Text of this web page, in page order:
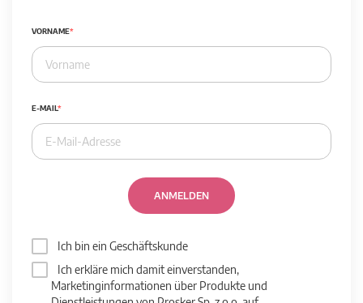
VORNAME
E-MAIL
ANMELDEN
Ich bin ein Geschäftskunde
Ich erkläre mich damit einverstanden,
Marketinginformationen über Produkte und